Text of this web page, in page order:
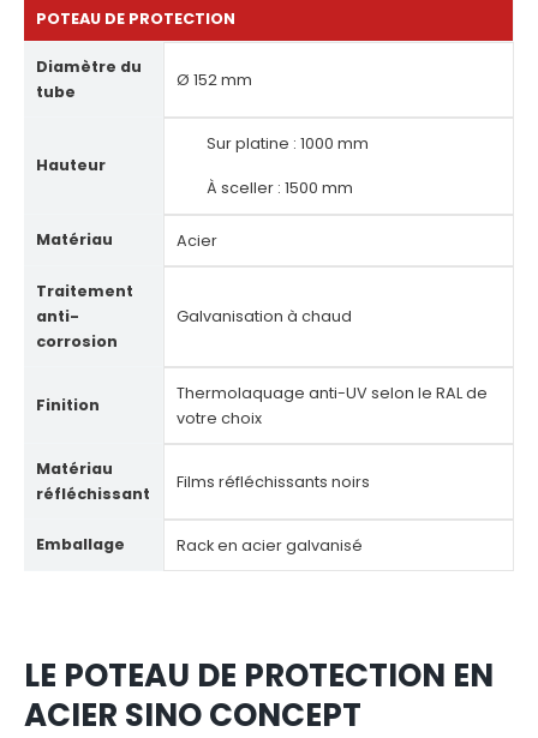
POTEAU DE PROTECTION
Diamètre du
tube
Ø 152 mm
Hauteur
Sur platine : 1000 mm
À sceller : 1500 mm
Matériau Acier
Traitement
anti-
corrosion
Galvanisation à chaud
Finition
Thermolaquage anti-UV selon le RAL de
votre choix
Matériau
réfléchissant
Films réfléchissants noirs
Emballage Rack en acier galvanisé
LE POTEAU DE PROTECTION EN
ACIER SINO CONCEPT